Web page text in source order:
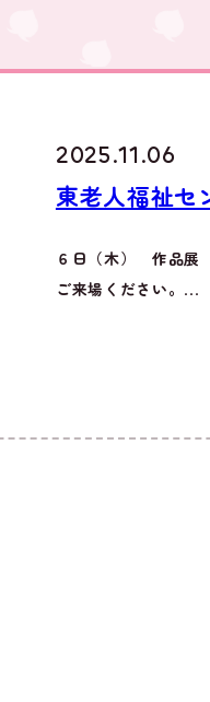
2025.11.06
東老人福祉セ
６日（木） 作品展
ご来場ください。...